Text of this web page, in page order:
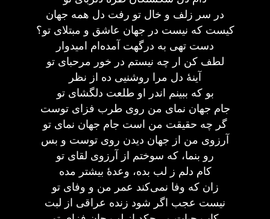
در سر زلف و خال تو رفت دل همه جهان
کیست که نیست در جهان عاشق و مبتلای تو؟
دست تهی به درگهت آمده‌ام امیدوار
لطف کن ار چه نیستم در خور مرحبای تو
آینهٔ دل مرا روشنیی ده از نظر
بو که ببینم اندر او طلعت دلگشای تو
جام جهان نمای من روی طرب فزای توست
گر چه حقیقت من است جام جهان نمای تو
آرزوی من از جهان دیدن روی توست و بس
رو بنما، که سوختم از آرزوی لقای تو
کام دلم ز لب بده، وعدهٔ بیشتر مده
زان که وفا نمی‌کند عمر من و وفای تو
نیست عجب اگر شود زنده عراقی از لبت